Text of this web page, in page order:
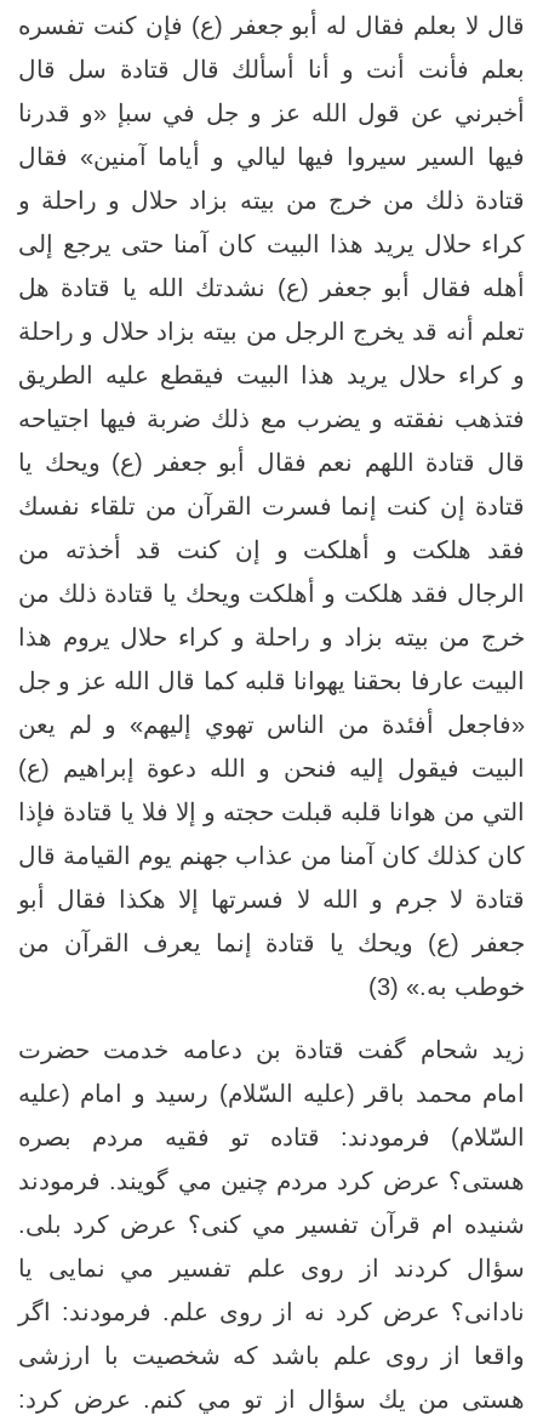
قال لا بعلم فقال له أبو جعفر (ع) فإن كنت تفسره
بعلم فأنت أنت‏ و أنا أسألك قال قتادة سل قال
أخبرني عن قول الله عز و جل في سبإ «و قدرنا
فيها السير سيروا فيها ليالي و أياما آمنين‏» فقال
قتادة ذلك من خرج من بيته بزاد حلال و راحلة و
كراء حلال يريد هذا البيت كان آمنا حتى يرجع إلى
أهله فقال أبو جعفر (ع) نشدتك الله يا قتادة هل
تعلم أنه قد يخرج الرجل من بيته بزاد حلال و راحلة
و كراء حلال يريد هذا البيت فيقطع عليه الطريق
فتذهب نفقته و يضرب مع ذلك ضربة فيها اجتياحه‏
قال قتادة اللهم نعم فقال أبو جعفر (ع) ويحك يا
قتادة إن كنت إنما فسرت القرآن من تلقاء نفسك
فقد هلكت و أهلكت و إن كنت قد أخذته من
الرجال فقد هلكت و أهلكت ويحك يا قتادة ذلك من
خرج من بيته بزاد و راحلة و كراء حلال يروم هذا
البيت عارفا بحقنا يهوانا قلبه كما قال الله عز و جل
«فاجعل أفئدة من الناس تهوي إليهم‏» و لم يعن
البيت‏ فيقول إليه فنحن و الله دعوة إبراهيم (ع)
التي من هوانا قلبه قبلت حجته و إلا فلا يا قتادة فإذا
كان كذلك كان آمنا من عذاب جهنم يوم القيامة قال
قتادة لا جرم و الله لا فسرتها إلا هكذا فقال أبو
جعفر (ع) ويحك يا قتادة إنما يعرف القرآن من
خوطب به.» (3)
زيد شحام گفت قتادة بن دعامه خدمت حضرت
امام محمد باقر (علیه السّلام) رسيد و امام (علیه
السّلام) فرمودند: قتاده تو فقيه مردم بصره
هستى؟ عرض كرد مردم چنين مي گويند. فرمودند
شنيده ‏ام قرآن تفسير مي كنى؟ عرض كرد بلى.
سؤال كردند از روى علم تفسير مي نمایى يا
نادانى؟ عرض كرد نه از روى علم. فرمودند: اگر
واقعا از روى علم باشد كه شخصيت با ارزشى
هستى من يك سؤال از تو مي كنم. عرض كرد: